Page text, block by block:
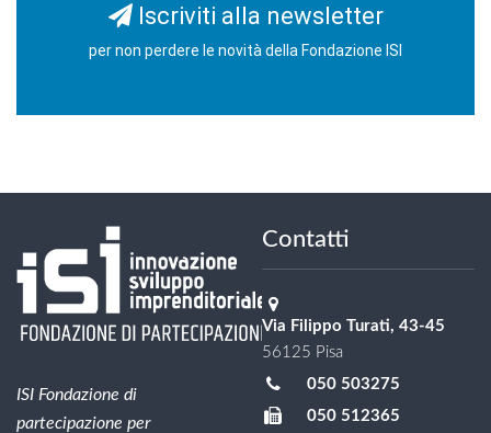
Iscriviti alla newsletter
per non perdere le novità della Fondazione ISI
ISI Fondazione di
partecipazione per
Contatti
Via Filippo Turati, 43-45
56125 Pisa
050 503275
050 512365